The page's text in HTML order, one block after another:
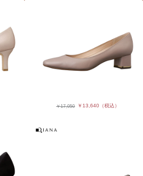
￥17,050 ￥13,640 （税込）